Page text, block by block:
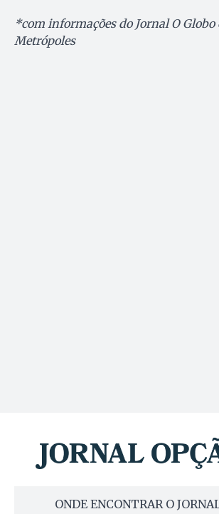
*com informações do Jornal O Globo
Metrópoles
ONDE ENCONTRAR O